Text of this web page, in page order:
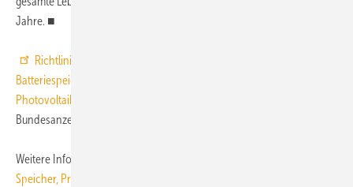
Jahre. ■
Richtlinien zur Förderung von stationären und dezentralen
Batteriespeichersystemen zur Nutzung in Verbindung mit
Photovoltaikanlagen
Bundesanzeiger, BAnz AT 19. April 2013 B1
Weitere Informationen:
Speicher, Programmnummer 275